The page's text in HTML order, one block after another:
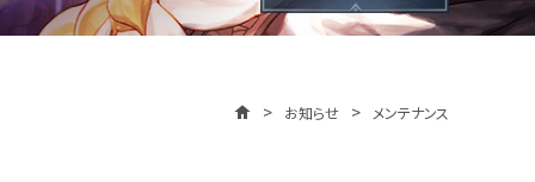
お知らせ メンテナンス